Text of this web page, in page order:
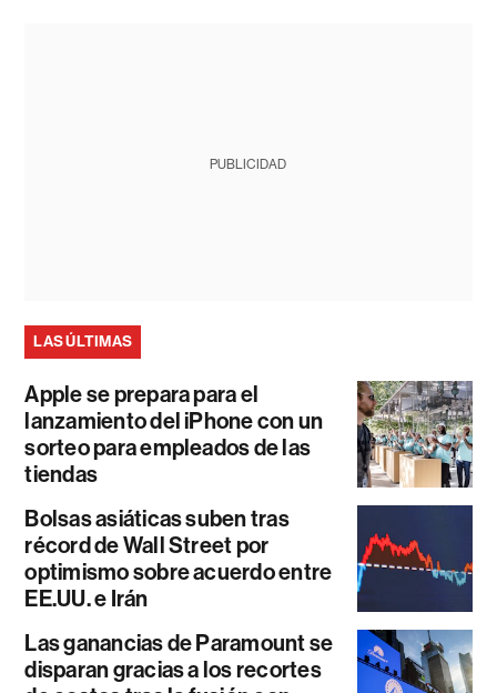
PUBLICIDAD
LAS ÚLTIMAS
Apple se prepara para el
lanzamiento del iPhone con un
sorteo para empleados de las
tiendas
Bolsas asiáticas suben tras
récord de Wall Street por
optimismo sobre acuerdo entre
EE.UU. e Irán
Las ganancias de Paramount se
disparan gracias a los recortes